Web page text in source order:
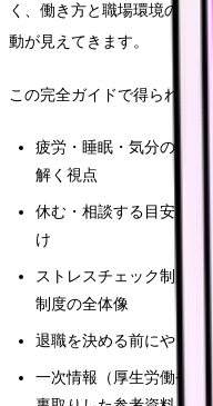
く、働き方と職場環境の問
動が見えてきます。
この完全ガイドで得られるこ
疲労・睡眠・気分の落ち
解く視点
休む・相談する目安と、
け
ストレスチェック制度
制度の全体像
退職を決める前にやって
一次情報（厚生労働省・